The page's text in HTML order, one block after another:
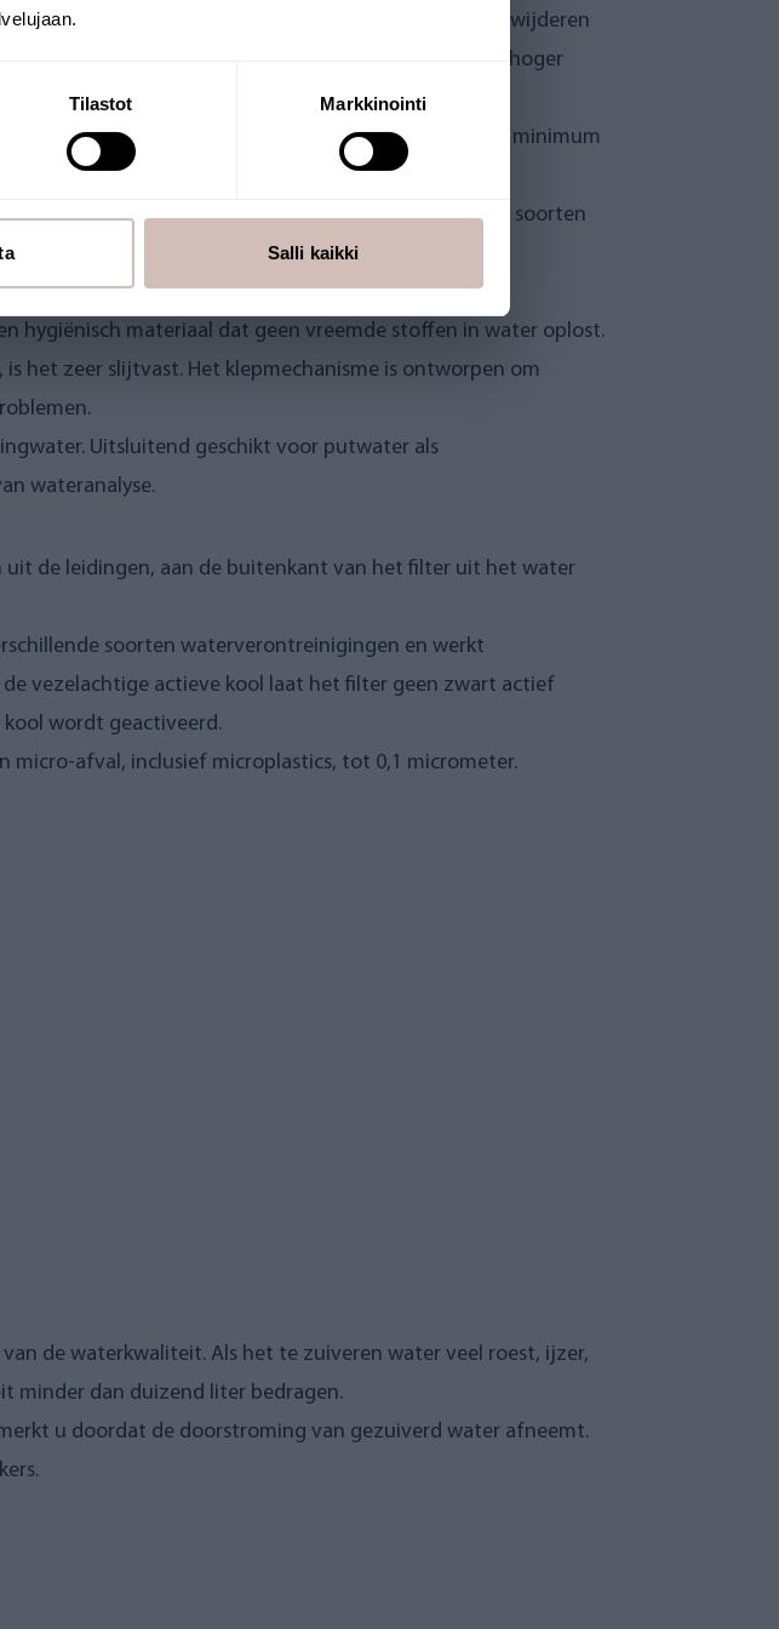
Tilastot Markkinointi
Salli kaikki
geuren en smaken, maar ook andere moeilijk te verwijderen
en parasieten. De waterhygiëne wordt naar een hoger
waardoor de hoeveelheid plastic tot een minimum
naar een nieuw niveau, waardoor veel verschillende soorten
het filter zorgen voor een snellere waterstroom.
hygiënisch materiaal dat geen vreemde stoffen in water oplost.
het zeer slijtvast. Het klepmechanisme is ontworpen om
Uitsluitend geschikt voor putwater als
wateranalyse.
de leidingen, aan de buitenkant van het filter uit het water
soorten waterverontreinigingen en werkt
vezelachtige actieve kool laat het filter geen zwart actief
wordt geactiveerd.
afval, inclusief microplastics, tot 0,1 micrometer.
de waterkwaliteit. Als het te zuiveren water veel roest, ijzer,
minder dan duizend liter bedragen.
u doordat de doorstroming van gezuiverd water afneemt.